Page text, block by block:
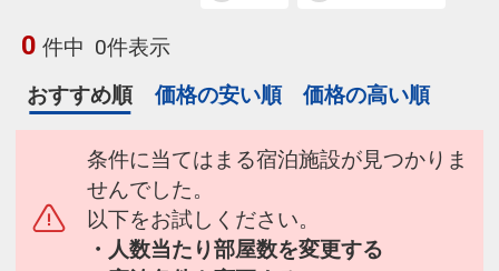
0 件中 0件表示
おすすめ順
価格の安い順 価格の高い順
条件に当てはまる宿泊施設が見つかりま
せんでした。
以下をお試しください。
・人数当たり部屋数を変更する